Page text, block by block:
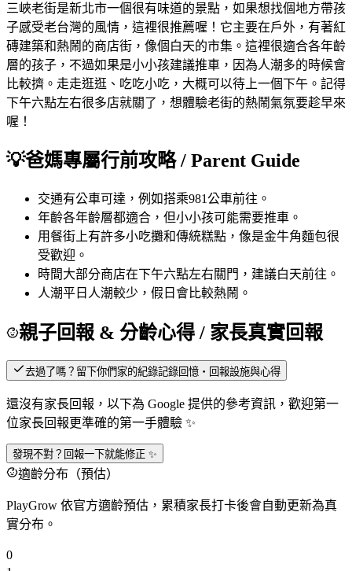
三峽老街是新北市一個很有味道的景點，如果想找個地方帶孩
子感受老台灣的風情，這裡很推薦喔！它主要在戶外，有著紅
磚建築和熱鬧的商店街，像個白天的市集。這裡很適合各年齡
層的孩子，不過如果是小小孩建議推車，因為人潮多的時候會
比較擠。走走逛逛、吃吃小吃，大概可以待上一個下午。記得
下午六點左右很多店就關了，想體驗老街的熱鬧氣氛要趁早來
喔！
💡爸媽專屬行前攻略 / Parent Guide
交通有公車可達，例如搭乘981公車前往。
年齡各年齡層都適合，但小小孩可能需要推車。
用餐街上有許多小吃攤和傳統糕點，像是金牛角麵包很
受歡迎。
時間大部分商店在下午六點左右關門，建議白天前往。
人潮平日人潮較少，假日會比較熱鬧。
親子回報 & 分齡心得 / 家長真實回報
去過了嗎？留下你們家的紀錄記錄回憶・回報設施與心得
還沒有家長回報，以下為 Google 提供的參考資訊，歡迎第一
位家長回報更準確的第一手體驗 ✨
發現不對？回報一下就能修正 ✨
適齡分布（預估）
PlayGrow 依官方適齡預估，累積家長打卡後會自動更新為真
實分布。
0